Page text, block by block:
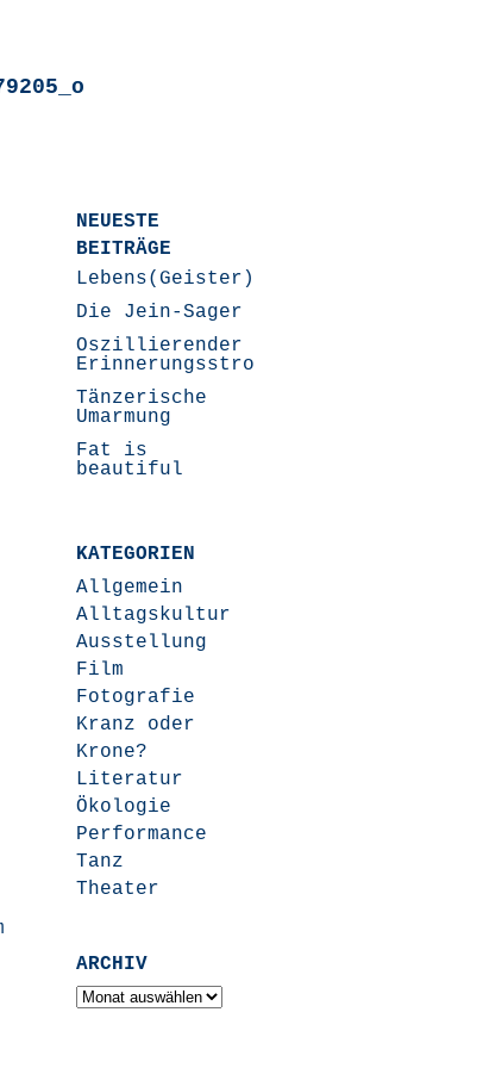
NEUESTE
BEITRÄGE
Lebens(Geister)Geschichten
Die Jein-Sager
Oszillierender
Erinnerungsstrom
Tänzerische
Umarmung
Fat is
beautiful
KATEGORIEN
Allgemein
Alltagskultur
Ausstellung
Film
Fotografie
Kranz oder
Krone?
Literatur
Ökologie
Performance
Tanz
Theater
ARCHIV
Archiv